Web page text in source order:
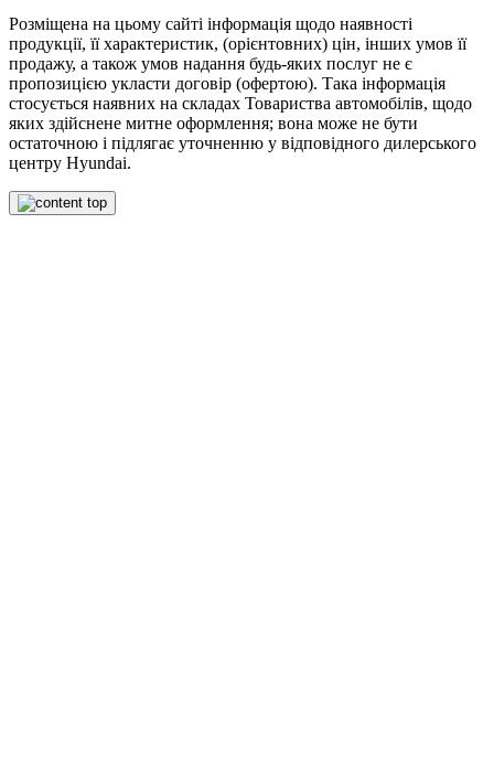
Розміщена на цьому сайті інформація щодо наявності
продукції, її характеристик, (орієнтовних) цін, інших умов її
продажу, а також умов надання будь-яких послуг не є
пропозицією укласти договір (офертою). Така інформація
стосується наявних на складах Товариства автомобілів, щодо
яких здійснене митне оформлення; вона може не бути
остаточною і підлягає уточненню у відповідного дилерського
центру Hyundai.